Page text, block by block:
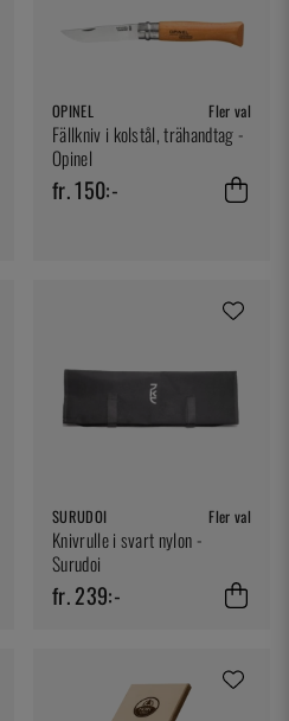
OPINEL Fler val
Fällkniv i kolstål, trähandtag -
Opinel
fr. 150:-
SURUDOI Fler val
Knivrulle i svart nylon -
Surudoi
fr. 239:-